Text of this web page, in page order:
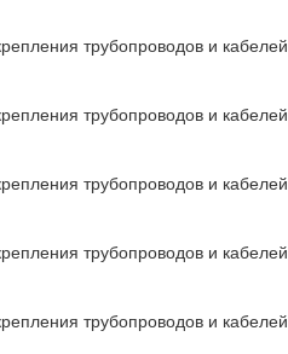
трубопроводов и кабелей
трубопроводов и кабелей
трубопроводов и кабелей
трубопроводов и кабелей
трубопроводов и кабелей